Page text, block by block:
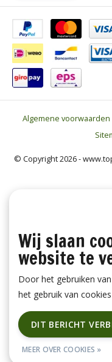
Algemene voorwaarden
© Copyright 2026 -
Wij slaan
website te
Door het gebruiken
het gebruik van
DIT BERICHT
MEER OVER COOKIES »